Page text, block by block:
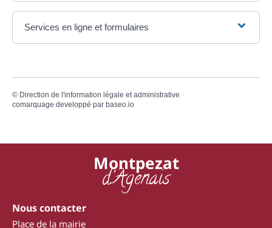
Services en ligne et formulaires
© Direction de l'information légale et administrative
comarquage developpé par baseo.io
Montpezat
d'Agenais
Nous contacter
Place de la mairie